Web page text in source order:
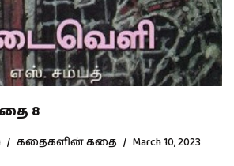
8
கதைகளின் கதை March 10, 2023